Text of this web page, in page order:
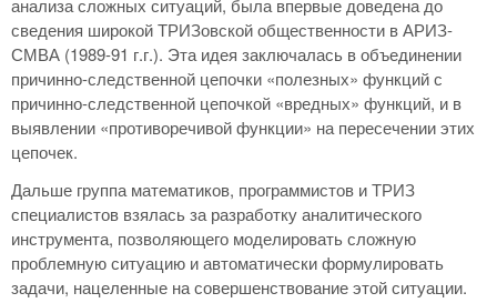
анализа сложных ситуаций, была впервые доведена до
сведения широкой ТРИЗовской общественности в АРИЗ-
СМВА (1989-91 г.г.). Эта идея заключалась в объединении
причинно-следственной цепочки «полезных» функций с
причинно-следственной цепочкой «вредных» функций, и в
выявлении «противоречивой функции» на пересечении этих
цепочек.
Дальше группа математиков, программистов и ТРИЗ
специалистов взялась за разработку аналитического
инструмента, позволяющего моделировать сложную
проблемную ситуацию и автоматически формулировать
задачи, нацеленные на совершенствование этой ситуации.